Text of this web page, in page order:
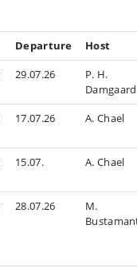
Departure
Host
29.07.26
P. H.
Damgaard
17.07.26 A. Chael
15.07. A. Chael
28.07.26
M.